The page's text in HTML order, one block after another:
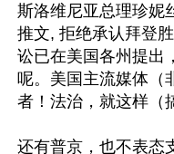
斯洛维尼亚总理珍妮
推文, 拒绝承认拜登
讼已在美国各州提出
呢。美国主流媒体（
者！法治，就这样（
还有普京，也不表态